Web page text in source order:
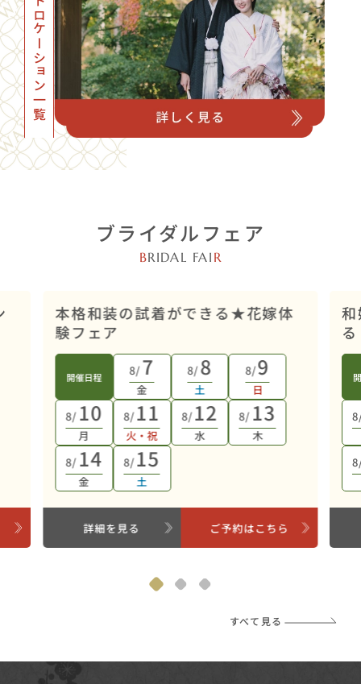
フォトロケーション一覧
ブライダルフェア
BRIDAL FAI R
本格和装の試着ができる★花嫁体
験フェア
開催日程 8/7
金
8/8
土
8/9
日
8/ 10
月
8/11
火・祝
8/12
水
8/ 13
木
8/ 14
金
8/15
土
詳細を見る ご予約はこちら
すべて見る